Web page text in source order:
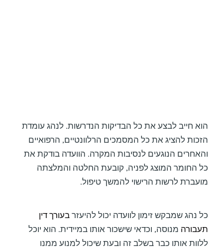
הוא חייב לבצע את כל הבדיקות הנדרשות. לנהג עומדת
הזכות להציג את כל המסמכים הרלוונטיים, הרפואיים
והאחרים הנוגעים לנסיבות המקרה. הוועדה בודקת את
כל החומר המוצג לפניה, קובעת החלטה והמלצתה
מועברת לרשות הרישוי להמשך טיפול.
כל נהג שמבקש זימון לוועדה יכול להיעזר בעורך דין
תעבורה מנוסה, וכדאי שישכור אותו במיידית. הוא יוכל
ללוות אותו כבר בשלב זה ובעת שיכול למנוע ממנו